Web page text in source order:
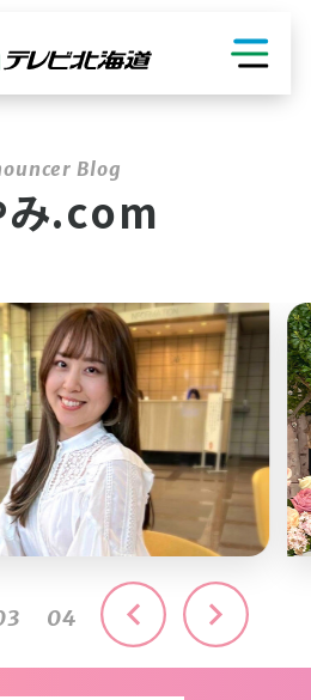
み.com
04